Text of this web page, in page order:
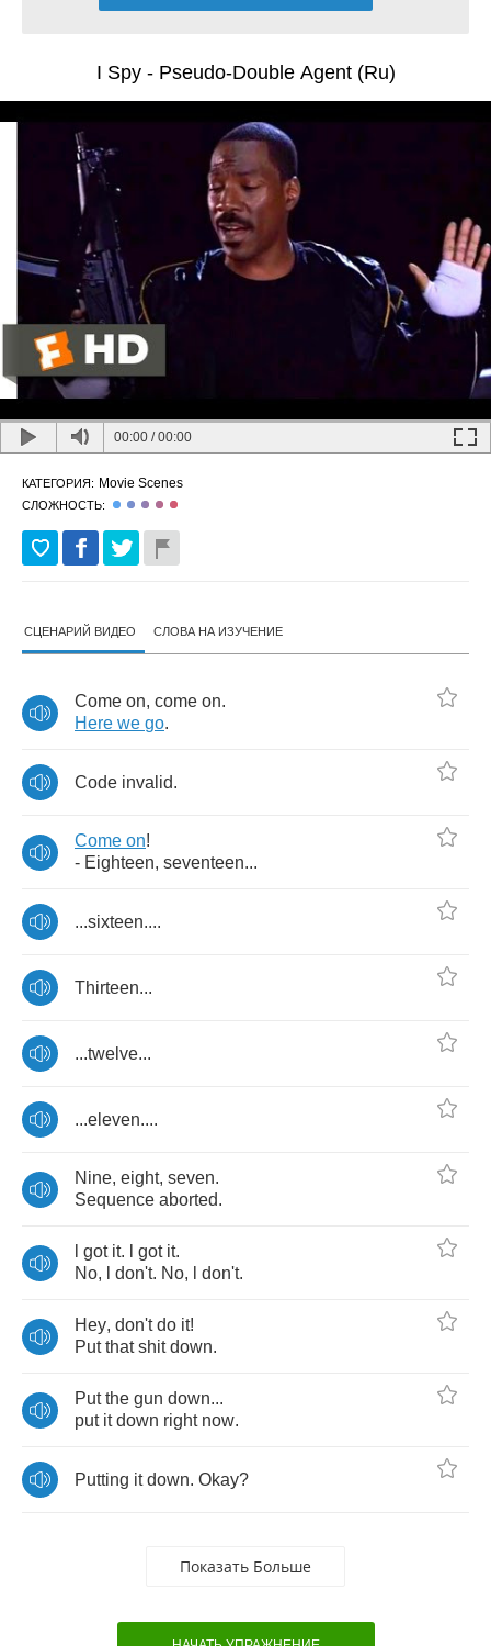
I Spy - Pseudo-Double Agent (Ru)
00:00 /00:00
КАТЕГОРИЯ: Movie Scenes
СЛОЖНОСТЬ:
СЦЕНАРИЙ ВИДЕО СЛОВА НА ИЗУЧЕНИЕ
Come on, come on.
Here we go.
Code invalid.
Come on!
- Eighteen, seventeen...
...sixteen....
Thirteen...
...twelve...
...eleven....
Nine, eight, seven.
Sequence aborted.
got it. got it.
No, don't. No, don't.
Hey, don't do it!
Put that shit down.
Put the gun down...
put it down right now.
Putting it down. Okay?
Показать Больше